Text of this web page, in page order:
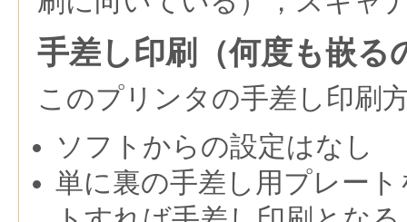
手差し印刷（何度も嵌る
このプリンタの手差し印刷
ソフトからの設定はなし
単に裏の手差し用プレー